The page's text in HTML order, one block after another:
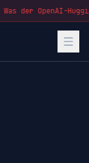
Was der OpenAI-